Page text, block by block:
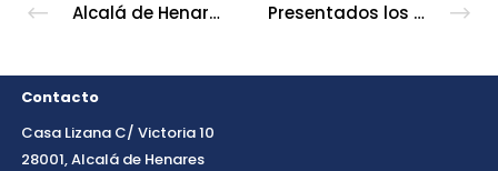
Alcalá de Henares se sitúa como el tercer municipio de la Comunidad de Madrid que más reduce el desempleo en el último año Presentados los Premios Alcalá Emprende que repartirá en premios 50.000 euros
Contacto
Casa Lizana C/ Victoria 10
28001, Alcalá de Henares